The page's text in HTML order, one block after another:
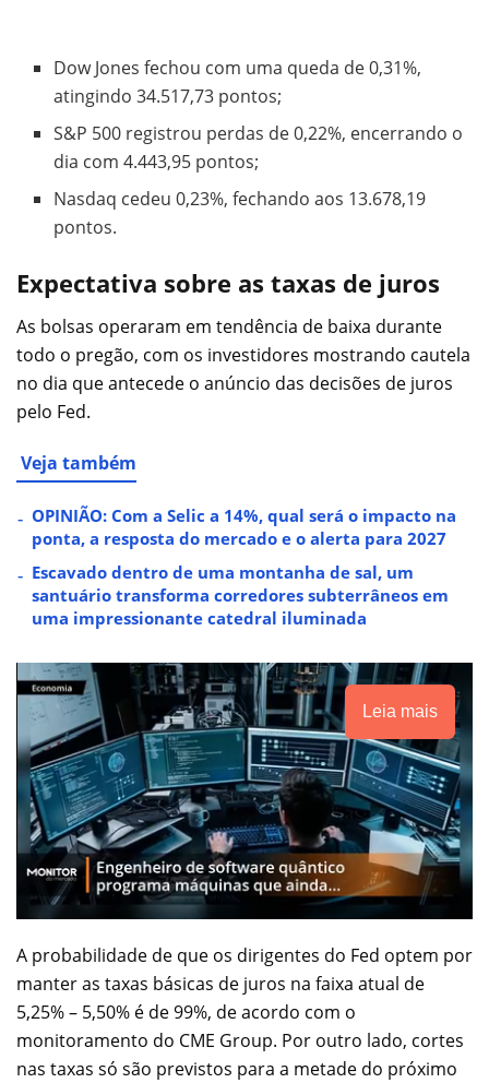
Dow Jones fechou com uma queda de 0,31%,
atingindo 34.517,73 pontos;
S&P 500 registrou perdas de 0,22%, encerrando o
dia com 4.443,95 pontos;
Nasdaq cedeu 0,23%, fechando aos 13.678,19
pontos.
Expectativa sobre as taxas de juros
As bolsas operaram em tendência de baixa durante
todo o pregão, com os investidores mostrando cautela
no dia que antecede o anúncio das decisões de juros
pelo Fed.
Veja também
OPINIÃO: Com a Selic a 14%, qual será o impacto na
ponta, a resposta do mercado e o alerta para 2027
Escavado dentro de uma montanha de sal, um
santuário transforma corredores subterrâneos em
uma impressionante catedral iluminada
Leia mais
A probabilidade de que os dirigentes do Fed optem por
manter as taxas básicas de juros na faixa atual de
5,25% – 5,50% é de 99%, de acordo com o
monitoramento do CME Group. Por outro lado, cortes
nas taxas só são previstos para a metade do próximo